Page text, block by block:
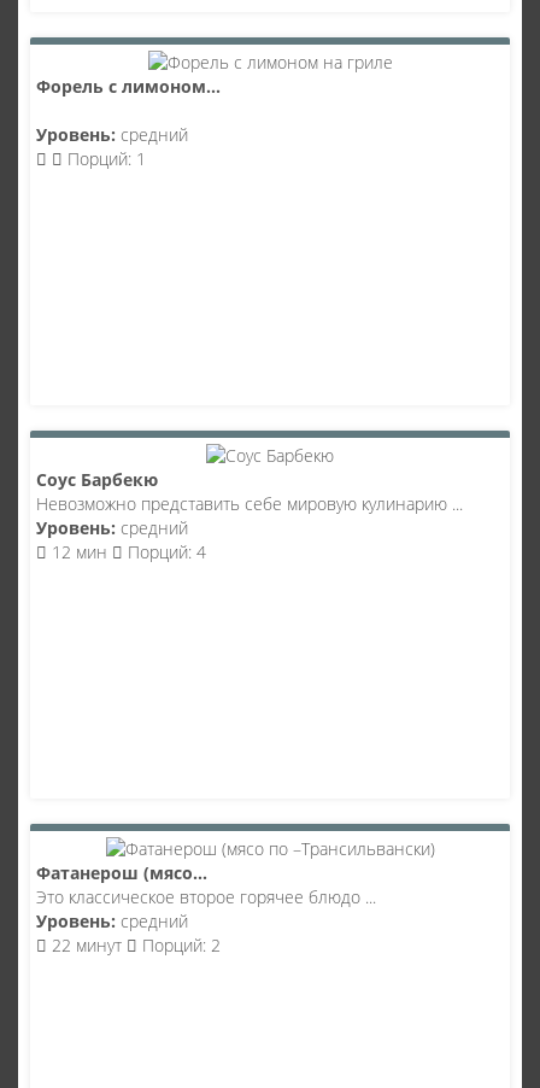
Форель с лимоном...
Уровень: средний
Порций: 1
Соус Барбекю
Невозможно представить себе мировую кулинарию ...
Уровень: средний
12 мин
Порций: 4
Фатанерош (мясо...
Это классическое второе горячее блюдо ...
Уровень: средний
22 минут
Порций: 2